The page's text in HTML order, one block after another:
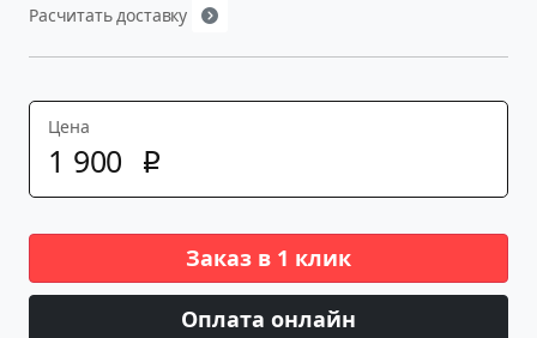
Расчитать доставку
Цена
1 900 p
Заказ в 1 клик
Оплата онлайн